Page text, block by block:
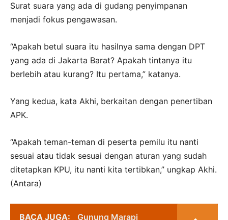
Surat suara yang ada di gudang penyimpanan
menjadi fokus pengawasan.
“Apakah betul suara itu hasilnya sama dengan DPT
yang ada di Jakarta Barat? Apakah tintanya itu
berlebih atau kurang? Itu pertama,” katanya.
Yang kedua, kata Akhi, berkaitan dengan penertiban
APK.
“Apakah teman-teman di peserta pemilu itu nanti
sesuai atau tidak sesuai dengan aturan yang sudah
ditetapkan KPU, itu nanti kita tertibkan,” ungkap Akhi.
(Antara)
BACA JUGA: Gunung Marapi